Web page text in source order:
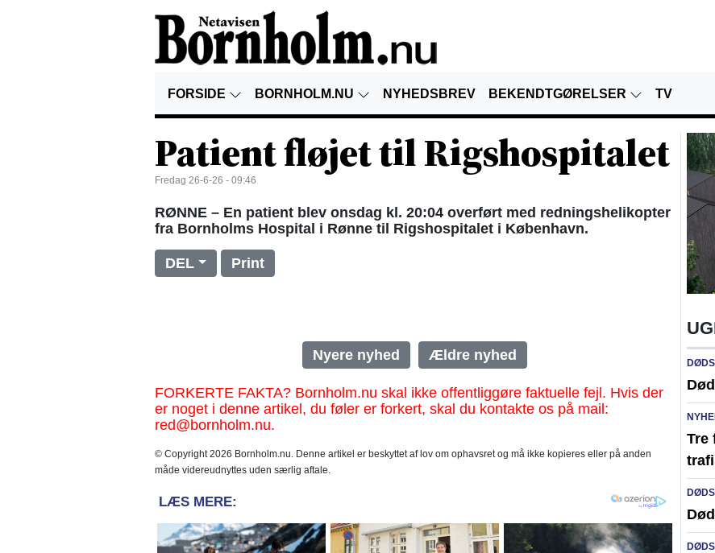
FORSIDE BORNHOLM.NU NYHEDSBREV BEKENDTGØRELSER TV
Patient fløjet til Rigshospitalet
Fredag 26-6-26 - 09:46
RØNNE – En patient blev onsdag kl. 20:04 overført med redningshelikopter
fra Bornholms Hospital i Rønne til Rigshospitalet i København.
DEL Print
Nyere nyhed Ældre nyhed
FORKERTE FAKTA? Bornholm.nu skal ikke offentliggøre faktuelle fejl. Hvis der
er noget i denne artikel, du føler er forkert, skal du kontakte os på mail:
red@bornholm.nu.
© Copyright 2026 Bornholm.nu. Denne artikel er beskyttet af lov om ophavsret og må ikke kopieres eller på anden
måde videreudnyttes uden særlig aftale.
Tre